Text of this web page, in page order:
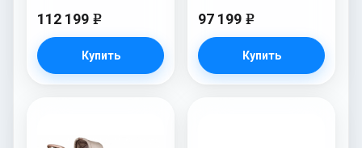
112 199 e
Купить
97 199 e
Купить